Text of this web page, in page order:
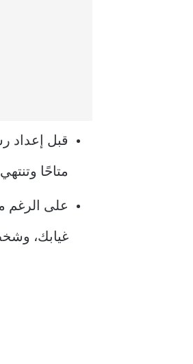
قبل إعداد
متاحًا
على الرغم
غيابك،